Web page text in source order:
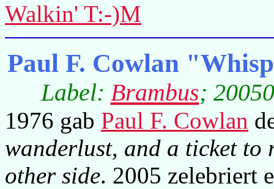
Walkin' T:-)M
Paul F. Cowlan
Label: Brambus;
1976 gab Paul F. Cowlan
wanderlust, and a ticket to
other side. 2005 zelebriert